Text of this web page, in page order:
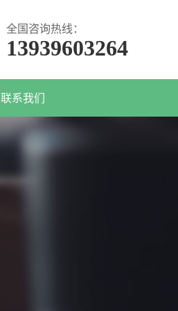
全国咨询热线：
13939603264
联系我们